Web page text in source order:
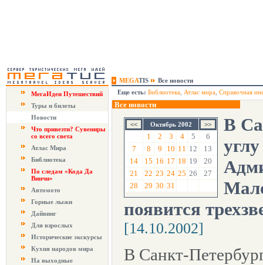
MEGATIS
Все новости
МегаИдеи Путешествий
Туры и билеты
Новости
Что привезти? Сувениры
со всего света
Атлас Мира
Библиотека
По следам «Кода Да
Винчи»
Автомото
Горные лыжи
Дайвинг
Для взрослых
Исторические экскурсы
Кухня народов мира
На выходные
Еще есть: Библиотека Атлас мира Справочная
Все новости
Октябрь 2002
1 2 3 4 5
6
7
8 9 10 11 12
13
14
15 16 17 18 19
20
21
22 23 24 25 26
27
28
29 30 31
В
появится
[14.10.2002]
В Санкт-